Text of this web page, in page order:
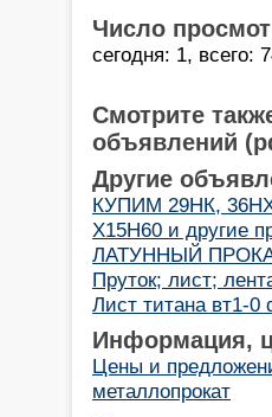
Число
сегодня: 1, всего:
Смотрите
объявлений
Другие
КУПИМ 29НК,
Х15Н60 и другие
ЛАТУННЫЙ
Пруток; лист;
Лист титана вт1-0
Информация,
Цены и
металлопрокат